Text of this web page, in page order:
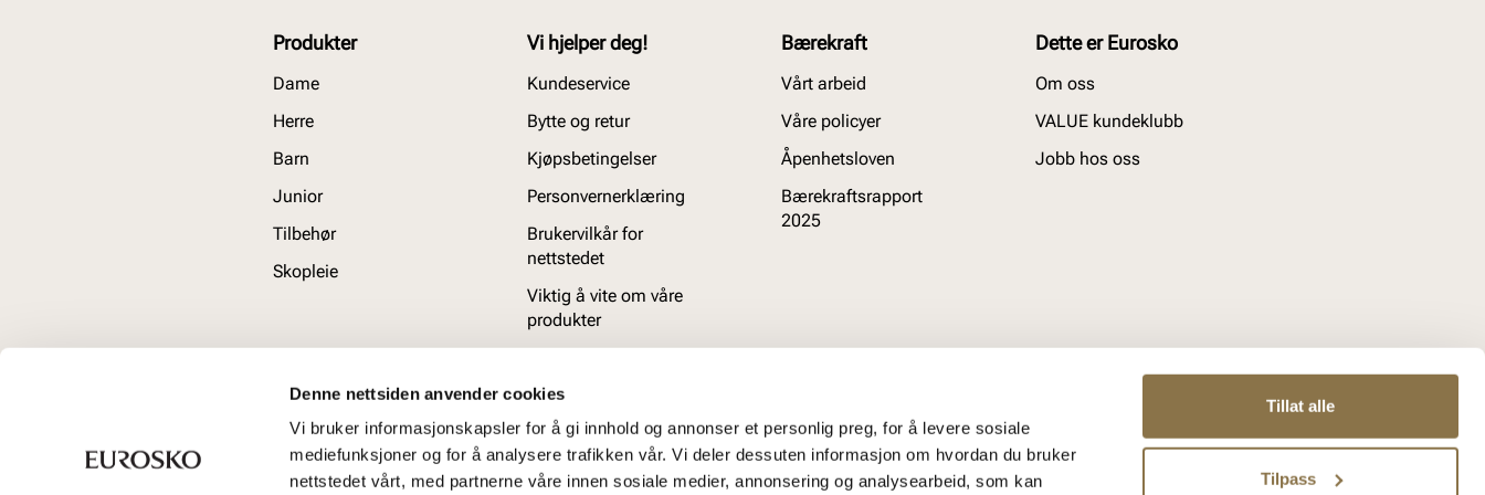
Denne nettsiden anvender cookies
Vi bruker informasjonskapsler for å gi innhold og annonser et personlig preg, for å levere sosiale
mediefunksjoner og for å analysere trafikken vår. Vi deler dessuten informasjon om hvordan du bruker
nettstedet vårt, med partnerne våre innen sosiale medier, annonsering og analysearbeid, som kan
Tillat alle
Tilpass
Produkter
Dame
Herre
Barn
Junior
Tilbehør
Skopleie
Vi hjelper deg!
Kundeservice
Bytte og retur
Kjøpsbetingelser
Personvernerklæring
Brukervilkår for
nettstedet
Viktig å vite om våre
produkter
Bærekraft
Vårt arbeid
Våre policyer
Åpenhetsloven
Bærekraftsrapport
2025
Dette er Eurosko
Om oss
VALUE kundeklubb
Jobb hos oss